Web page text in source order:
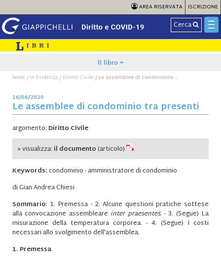
AREA RISERVATA ISCRIZIONE
Cerca
Il libro
home / In Evidenza/ Diritto Civile / Le assemblee di condominio ..
16/06/2020
Le assemblee di condominio tra presenti
argomento: Diritto Civile
» visualizza: il documento(articolo)
Keywords:condominio-amministratore di condominio
di Gian Andrea Chiesi
Sommario: 1. Premessa - 2. Alcune questioni pratiche sottese
alla convocazione assembleare inter praesentes. - 3. (Segue) La
misurazione della temperatura corporea. - 4. (Segue) I costi
necessari allo svolgimento dell'assemblea.
1. Premessa.